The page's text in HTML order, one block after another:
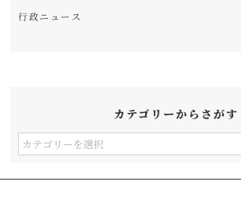
行政ニュース
カテゴリーからさがす
カ